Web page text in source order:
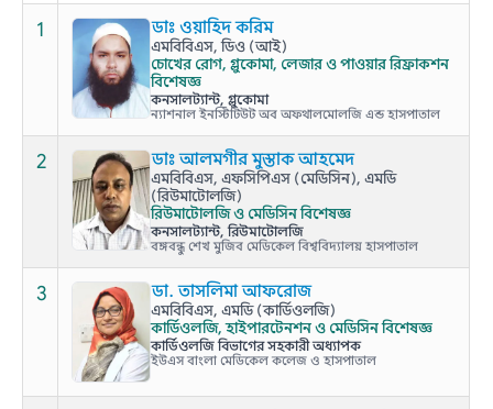
1 ডাঃ ওয়াহিদ করিম
এমবিবিএস, ডিও (আই)
চোখের রোগ, গ্লুকোমা, লেজার ও পাওয়ার রিফ্রাকশন
বিশেষজ্ঞ
কনসালট্যান্ট, গ্লুকোমা
ন্যাশনাল ইনস্টিটিউট অব অফথালমোলজি এন্ড হাসপাতাল
2 ডাঃ আলমগীর মুস্তাক আহমেদ
এমবিবিএস, এফসিপিএস (মেডিসিন), এমডি
(রিউমাটোলজি)
রিউমাটোলজি ও মেডিসিন বিশেষজ্ঞ
কনসালট্যান্ট, রিউমাটোলজি
বঙ্গবন্ধু শেখ মুজিব মেডিকেল বিশ্ববিদ্যালয় হাসপাতাল
3 ডা. তাসলিমা আফরোজ
এমবিবিএস, এমডি (কার্ডিওলজি)
কার্ডিওলজি, হাইপারটেনশন ও মেডিসিন বিশেষজ্ঞ
কার্ডিওলজি বিভাগের সহকারী অধ্যাপক
ইউএস বাংলা মেডিকেল কলেজ ও হাসপাতাল